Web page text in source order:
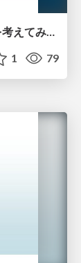
AWS WAFのAIトラフィック収益化機能を考えてみる_20260626
1 79